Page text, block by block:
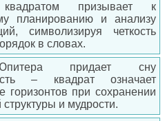
призывает к
планированию и анализу
символизируя четкость
в словах.
придает сну
– квадрат означает
горизонтов при сохранении
структуры и мудрости.